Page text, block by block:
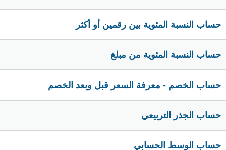
حساب النسبة المئوية بين رقمين أو أكثر
حساب النسبة المئوية من مبلغ
حساب الخصم - معرفة السعر قبل وبعد الخصم
حساب الجذر التربيعي
حساب الوسط الحسابي